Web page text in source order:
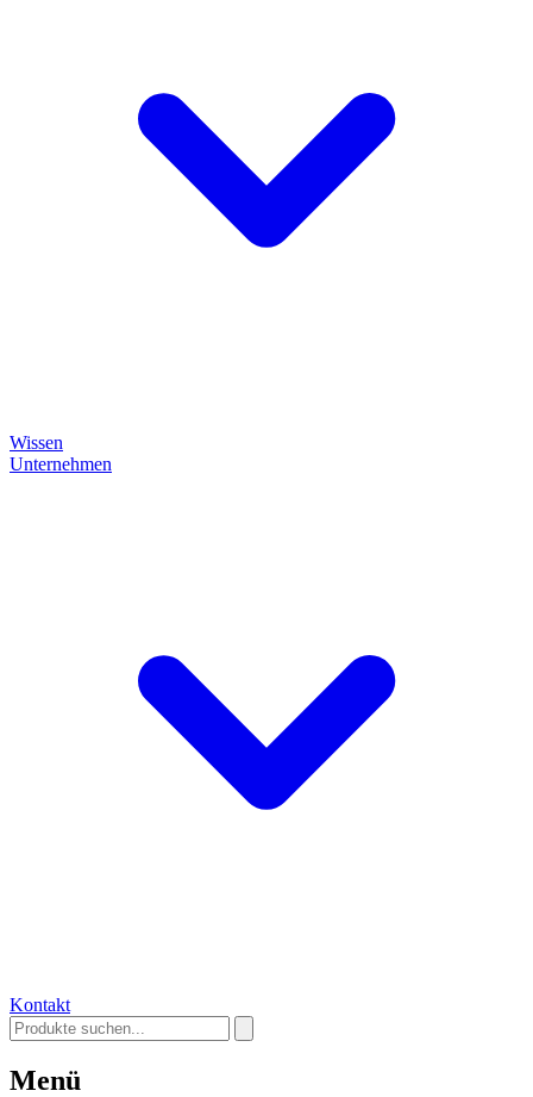
Wissen
Unternehmen
Kontakt
Menü